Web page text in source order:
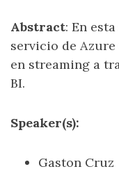
Abstract: En
servicio de
en streaming a
BI.
Speaker(s):
Gaston Cruz